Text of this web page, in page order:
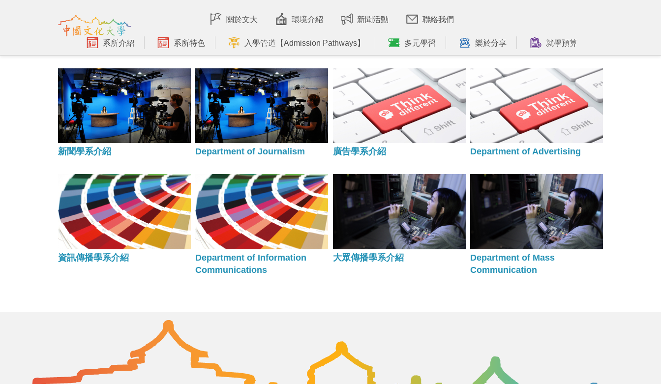
內
關於文大 環境介紹 新聞活動 聯絡我們
系所介紹 系所特色 入學管道【Admission Pathways】 多元學習 樂於分享 就學預算
新聞學系介紹 Department of Journalism 廣告學系介紹 Department of Advertising
資訊傳播學系介紹
Department of Information
Communications
大眾傳播學系介紹
Department of Mass
Communication